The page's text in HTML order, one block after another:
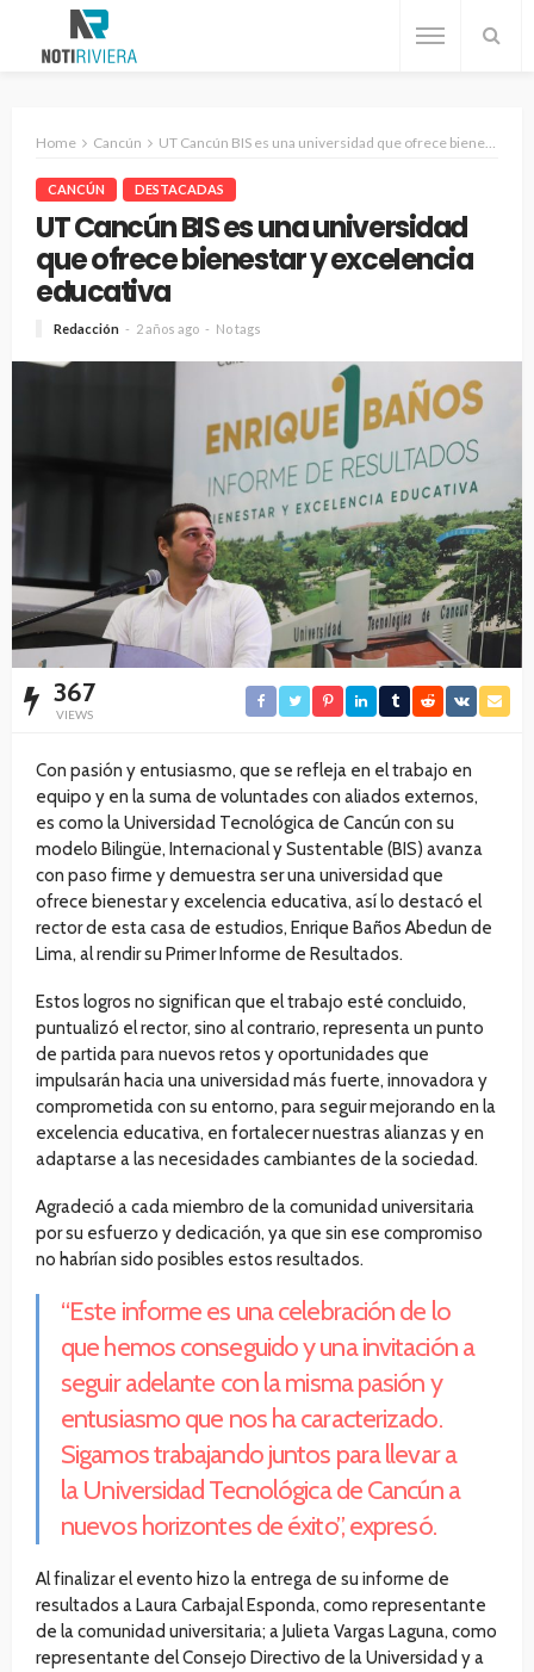
Home Cancún UT Cancún BIS es una universidad que ofrece bienestar y excelencia educativa
CANCÚN DESTACADAS
UT Cancún BIS es una universidad
que ofrece bienestar y excelencia
educativa
Redacción 2 años ago No tags
367
VIEWS
Con pasión y entusiasmo, que se refleja en el trabajo en
equipo y en la suma de voluntades con aliados externos,
es como la Universidad Tecnológica de Cancún con su
modelo Bilingüe, Internacional y Sustentable (BIS) avanza
con paso firme y demuestra ser una universidad que
ofrece bienestar y excelencia educativa, así lo destacó el
rector de esta casa de estudios, Enrique Baños Abedun de
Lima, al rendir su Primer Informe de Resultados.
Estos logros no significan que el trabajo esté concluido,
puntualizó el rector, sino al contrario, representa un punto
de partida para nuevos retos y oportunidades que
impulsarán hacia una universidad más fuerte, innovadora y
comprometida con su entorno, para seguir mejorando en la
excelencia educativa, en fortalecer nuestras alianzas y en
adaptarse a las necesidades cambiantes de la sociedad.
Agradeció a cada miembro de la comunidad universitaria
por su esfuerzo y dedicación, ya que sin ese compromiso
no habrían sido posibles estos resultados.
“Este informe es una celebración de lo
que hemos conseguido y una invitación a
seguir adelante con la misma pasión y
entusiasmo que nos ha caracterizado.
Sigamos trabajando juntos para llevar a
la Universidad Tecnológica de Cancún a
nuevos horizontes de éxito”, expresó.
Al finalizar el evento hizo la entrega de su informe de
resultados a Laura Carbajal Esponda, como representante
de la comunidad universitaria; a Julieta Vargas Laguna, como
representante del Consejo Directivo de la Universidad y a